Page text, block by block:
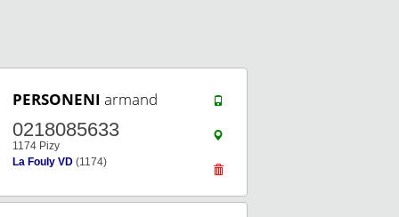
PERSONENI armand
0218085633
1174 Pizy
La Fouly VD (1174)